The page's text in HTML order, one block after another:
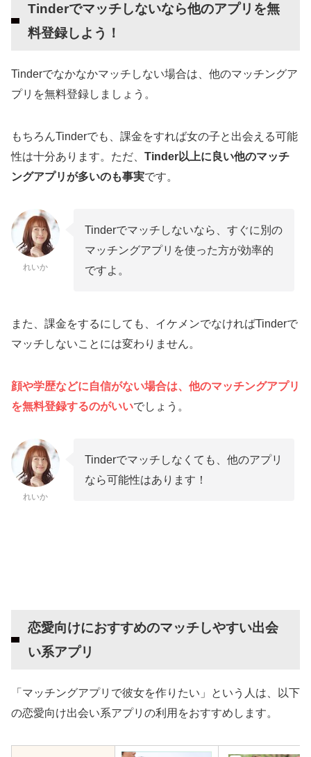
Tinderでマッチしないなら他のアプリを無
料登録しよう！
Tinderでなかなかマッチしない場合は、他のマッチングア
プリを無料登録しましょう。
もちろんTinderでも、課金をすれば女の子と出会える可能
性は十分あります。ただ、 Tinder以上に良い他のマッチ
ングアプリが多いのも事実です。
れいか
Tinderでマッチしないなら、すぐに別の
マッチングアプリを使った方が効率的
ですよ。
また、課金をするにしても、イケメンでなければTinderで
マッチしないことには変わりません。
顔や学歴などに自信がない場合は、他のマッチングアプリ
を無料登録するのがいいでしょう。
れいか
Tinderでマッチしなくても、他のアプリ
なら可能性はあります！
恋愛向けにおすすめのマッチしやすい出会
い系アプリ
「マッチングアプリで彼女を作りたい」という人は、以下
の恋愛向け出会い系アプリの利用をおすすめします。